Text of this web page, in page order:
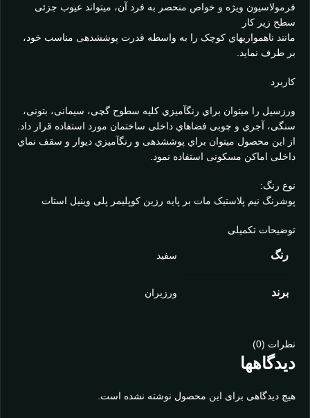
فرمولاسیون ویژه و خواص منحصر به فرد آن، میتواند عیوب جزئی
سطح زیر کار
مانند ناهمواريهاي کوچک را به واسطه قدرت پوششدهی مناسب خود،
بر طرف نماید.
کاربرد
ورزسیل را میتوان براي رنگآمیزي کلیه سطوح گچی، سیمانی، بتونی،
سنگی، آجري و چوبی فضاهاي داخلی ساختمان مورد استفاده قرار داد.
از این محصول میتوان براي پوششدهی و رنگآمیزي دیوار و سقف نماي
داخلی اماکن مسکونی استفاده نمود.
نوع رنگ:
پوشرنگ نیم پلاستیک مات بر پایه رزین کوپلیمر پلی وینیل استات
توضیحات تکمیلی
رنگ سفید
برند ورزیران
نظرات (0)
دیدگاهها
هیچ دیدگاهی برای این محصول نوشته نشده است.